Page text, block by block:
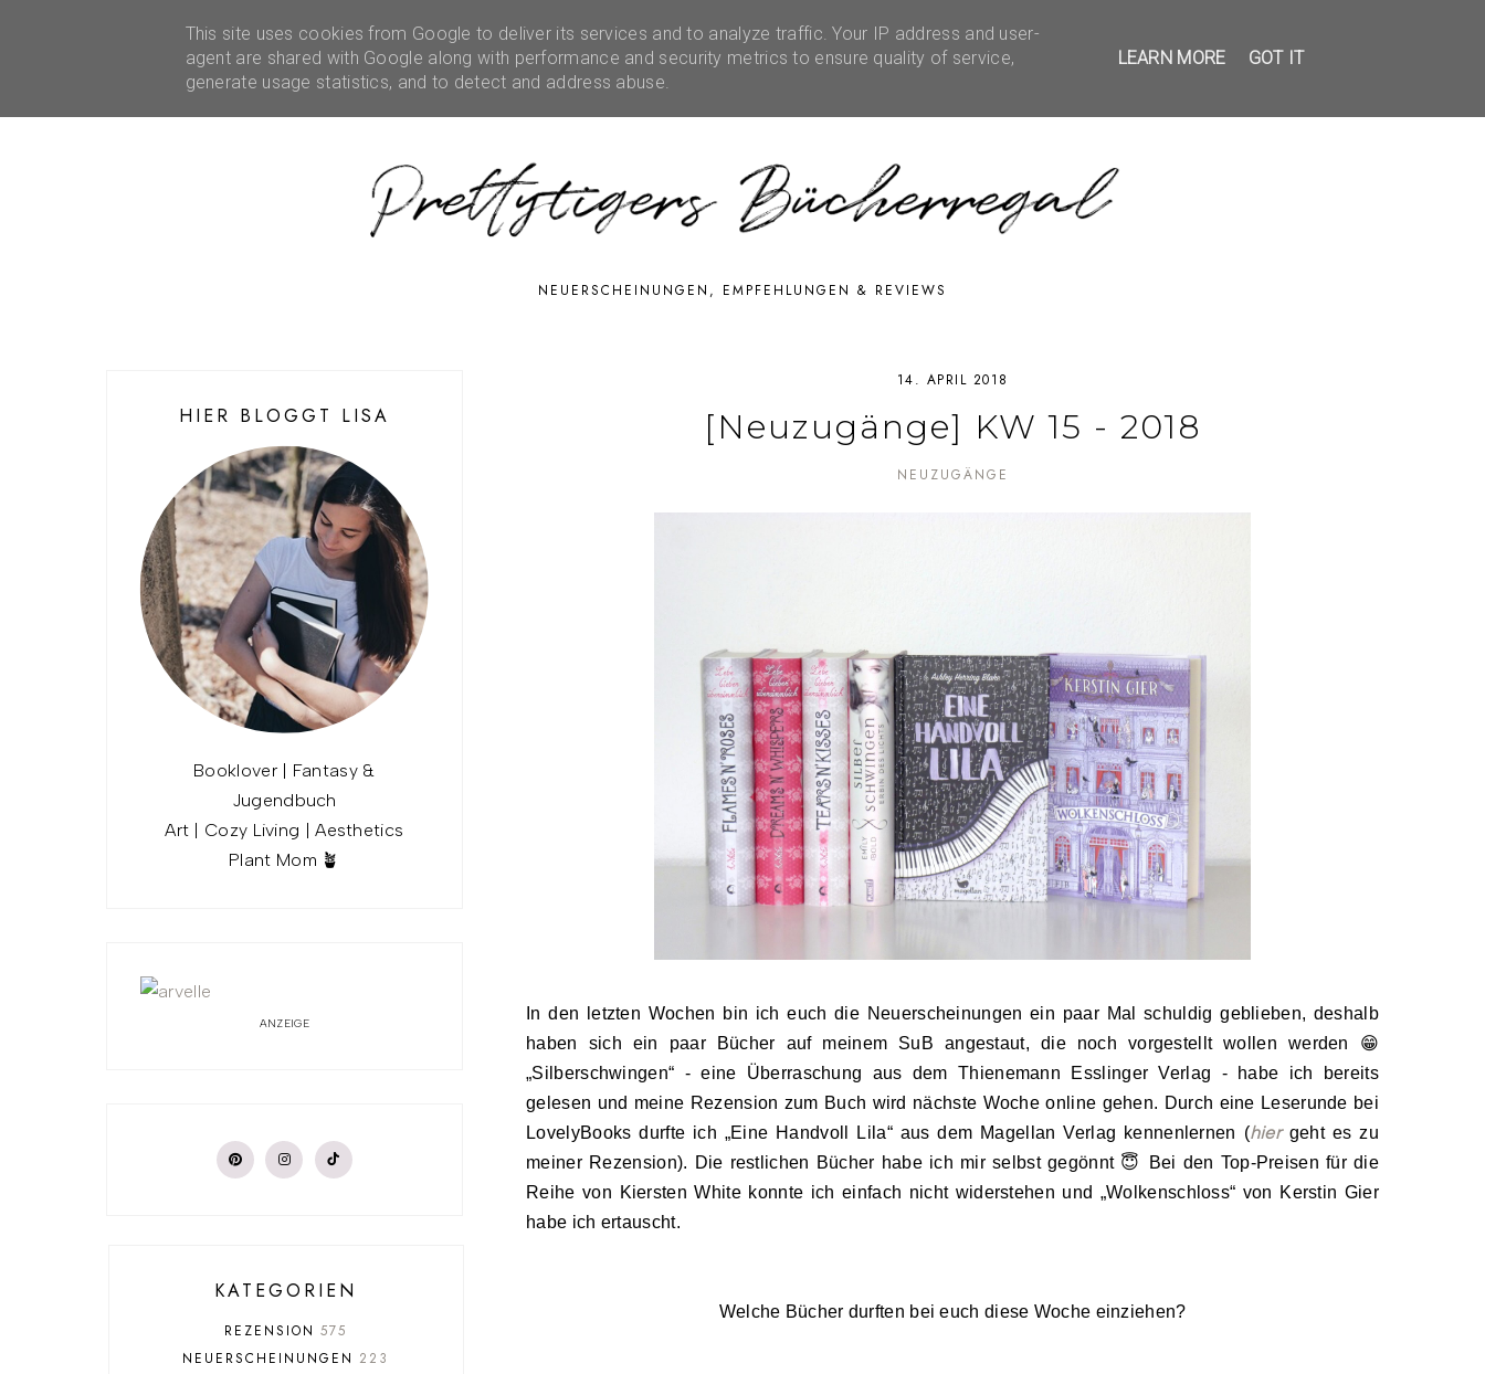
ÜBER MICH REZENSIONEN KOOPERATIONEN RUBRIKEN EVENTS SHOP FEEDBACK
NEUERSCHEINUNGEN, EMPFEHLUNGEN & REVIEWS
14. APRIL 2018
[Neuzugänge] KW 15 - 2018
NEUZUGÄNGE
In den letzten Wochen bin ich euch die Neuerscheinungen ein paar Mal schuldig geblieben, deshalb
haben sich ein paar Bücher auf meinem SuB angestaut, die noch vorgestellt wollen werden 😁
„Silberschwingen“ - eine Überraschung aus dem Thienemann Esslinger Verlag - habe ich bereits
gelesen und meine Rezension zum Buch wird nächste Woche online gehen. Durch eine Leserunde bei
LovelyBooks durfte ich „Eine Handvoll Lila“ aus dem Magellan Verlag kennenlernen (hiergeht es zu
meiner Rezension). Die restlichen Bücher habe ich mir selbst gegönnt 😇 Bei den Top-Preisen für die
Reihe von Kiersten White konnte ich einfach nicht widerstehen und „Wolkenschloss“ von Kerstin Gier
habe ich ertauscht.
Welche Bücher durften bei euch diese Woche einziehen?
HIER BLOGGT LISA
Booklover | Fantasy &
Jugendbuch
Art | Cozy Living | Aesthetics
Plant Mom 🪴
ANZEIGE
KATEGORIEN
REZENSION 575
NEUERSCHEINUNGEN 223
This site uses cookies from Google to deliver its services and to analyze traffic. Your IP address and user-
agent are shared with Google along with performance and security metrics to ensure quality of service,
generate usage statistics, and to detect and address abuse.
LEARN MORE GOT IT